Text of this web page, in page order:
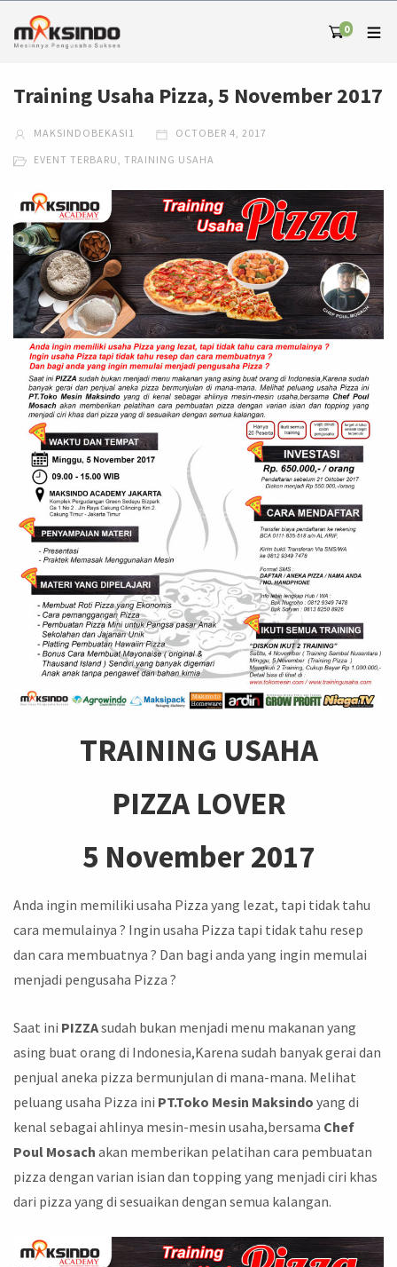
0
Training Usaha Pizza, 5 November 2017
MAKSINDOBEKASI1 OCTOBER 4, 2017
EVENT TERBARU, TRAINING USAHA
TRAINING USAHA
PIZZA LOVER
5 November 2017
Anda ingin memiliki usaha Pizza yang lezat, tapi tidak tahu
cara memulainya ? Ingin usaha Pizza tapi tidak tahu resep
dan cara membuatnya ? Dan bagi anda yang ingin memulai
menjadi pengusaha Pizza ?
Saat ini PIZZAsudah bukan menjadi menu makanan yang
asing buat orang di Indonesia,Karena sudah banyak gerai dan
penjual aneka pizza bermunjulan di mana-mana. Melihat
peluang usaha Pizza ini PT.Toko Mesin Maksindo yang di
kenal sebagai ahlinya mesin-mesin usaha,bersama Chef
Poul Mosach akan memberikan pelatihan cara pembuatan
pizza dengan varian isian dan topping yang menjadi ciri khas
dari pizza yang di sesuaikan dengan semua kalangan.